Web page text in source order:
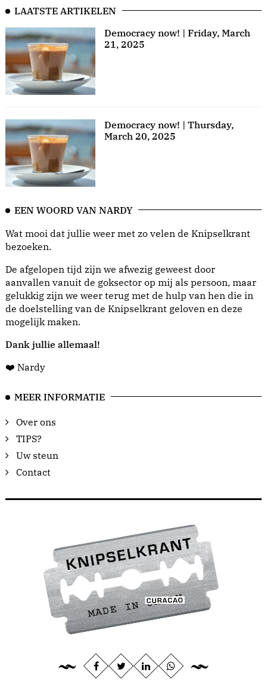
LAATSTE ARTIKELEN
Democracy now! | Friday, March
21, 2025
Democracy now! | Thursday,
March 20, 2025
EEN WOORD VAN NARDY
Wat mooi dat jullie weer met zo velen de Knipselkrant
bezoeken.
De afgelopen tijd zijn we afwezig geweest door
aanvallen vanuit de goksector op mij als persoon, maar
gelukkig zijn we weer terug met de hulp van hen die in
de doelstelling van de Knipselkrant geloven en deze
mogelijk maken.
Dank jullie allemaal!
❤️ Nardy
MEER INFORMATIE
Over ons
TIPS?
Uw steun
Contact